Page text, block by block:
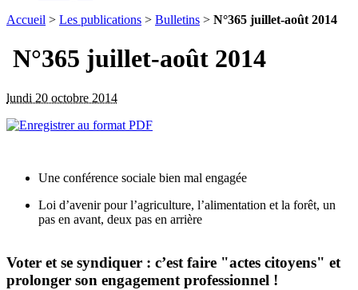
Accueil > Les publications > Bulletins > N°365 juillet-août 2014
N°365 juillet-août 2014
lundi 20 octobre 2014
Une conférence sociale bien mal engagée
Loi d’avenir pour l’agriculture, l’alimentation et la forêt, un
pas en avant, deux pas en arrière
Voter et se syndiquer : c’est faire "actes citoyens" et
prolonger son engagement professionnel !